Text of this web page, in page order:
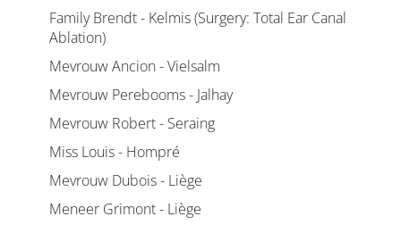
Family Brendt - Kelmis (Surgery: Total Ear Canal
Ablation)
Mevrouw Ancion - Vielsalm
Mevrouw Perebooms - Jalhay
Mevrouw Robert - Seraing
Miss Louis - Hompré
Mevrouw Dubois - Liège
Meneer Grimont - Liège